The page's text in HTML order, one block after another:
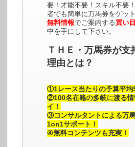
要！才能不要！スキル不要
者でも簡単に万馬券をゲッ
無料情報でご案内する買い目
中を手にして下さい。
ＴＨＥ・万馬券が支
理由とは？
①1レース当たりの予算平均
②100名在籍の多岐に渡る
イ！
③コンサルタントによる万
1on1サポート！
④無料コンテンツも充実！